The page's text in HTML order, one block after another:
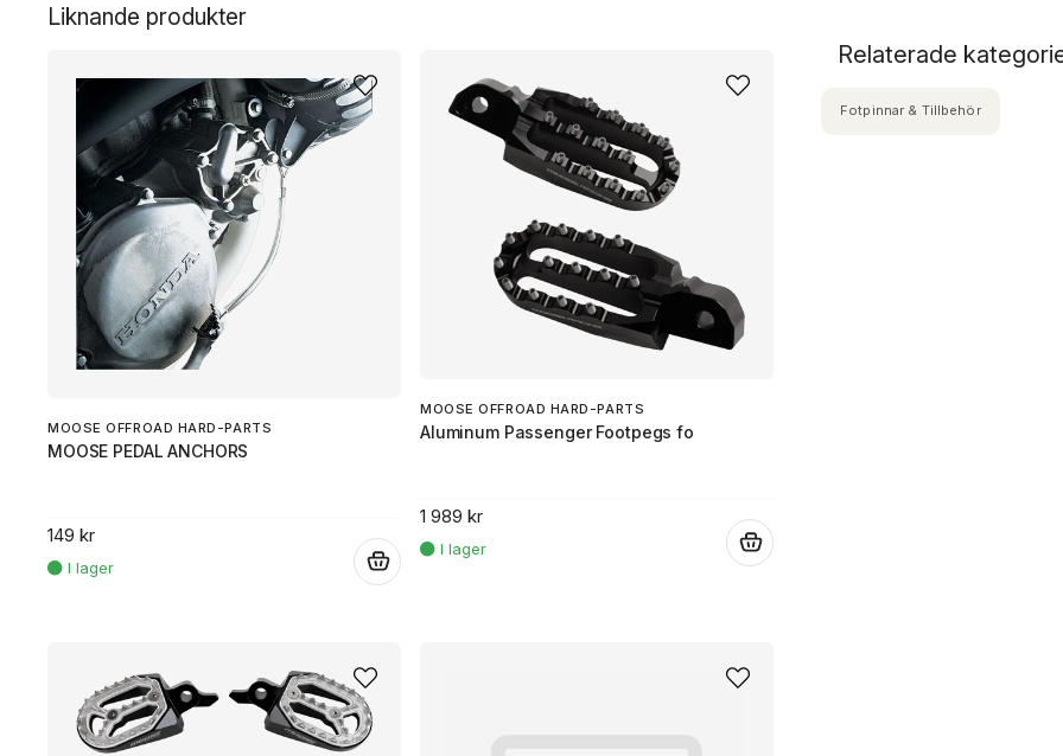
Liknande produkter
MOOSE OFFROAD HARD-PARTS
MOOSE PEDAL ANCHORS
149 kr
MOOSE OFFROAD HARD-PARTS
Aluminum Passenger Footpegs fo
1 989 kr
Relaterade
Fotpinnar & Tillbehör